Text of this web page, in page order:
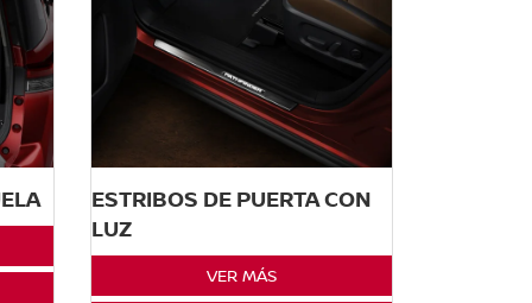
ESTRIBOS DE PUERTA CON
LUZ
VER MÁS